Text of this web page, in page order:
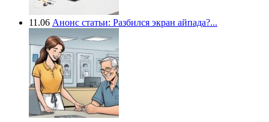
11.06 Анонс статьи: Разбился экран айпада?...